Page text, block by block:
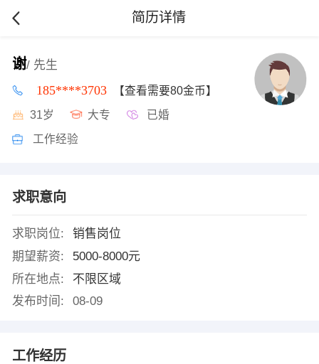
简历详情
谢/ 先生
185****3703 【查看需要80金币】
31岁 大专 已婚
工作经验
求职意向
求职岗位:
销售岗位
期望薪资:
5000-8000元
所在地点:
不限区域
发布时间:
08-09
工作经历